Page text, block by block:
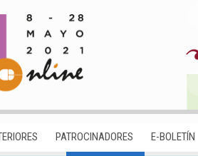
PATROCINADORES E-BOLETÍN